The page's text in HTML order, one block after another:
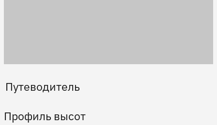
Путеводитель
Профиль высот